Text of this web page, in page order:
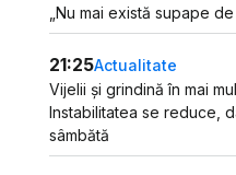
„Nu mai există supape
21:25Actualitate
Vijelii și grindină în mai
Instabilitatea se reduce,
sâmbătă